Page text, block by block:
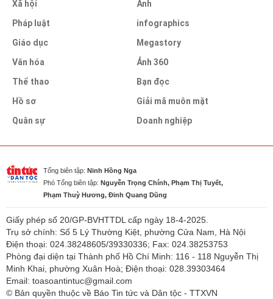
Xã hội
Pháp luật
Giáo dục
Văn hóa
Thể thao
Hồ sơ
Quân sự
Ảnh
infographics
Megastory
Ảnh 360
Bạn đọc
Giải mã muôn mặt
Doanh nghiệp
Tổng biên tập: Ninh Hồng Nga
Phó Tổng biên tập: Nguyễn Trọng Chính, Phạm Thị Tuyết,
Phạm Thuỳ Hương, Đinh Quang Dũng
Giấy phép số 20/GP-BVHTTDL cấp ngày 18-4-2025.
Trụ sở chính: Số 5 Lý Thường Kiệt, phường Cửa Nam, Hà Nội
Điện thoại: 024.38248605/39330336; Fax: 024.38253753
Phòng đại diện tại Thành phố Hồ Chí Minh: 116 - 118 Nguyễn Thị
Minh Khai, phường Xuân Hoà; Điện thoại: 028.39303464
Email: toasoantintuc@gmail.com
© Bản quyền thuộc về Báo Tin tức và Dân tộc - TTXVN